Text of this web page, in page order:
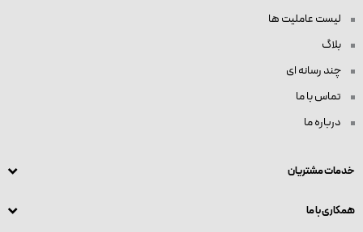
لیست عاملیت ها
بلاگ
چند رسانه ای
تماس با ما
درباره ما
خدمات مشتریان
همکاری با ما